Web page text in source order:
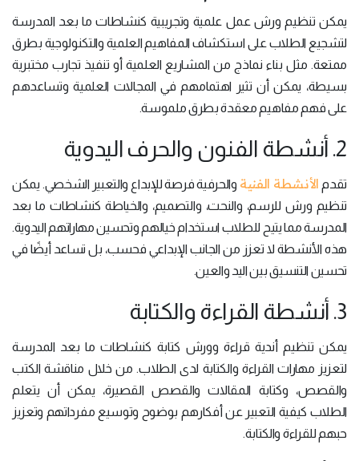
يمكن تنظيم ورش عمل علمية وتجريبية كنشاطات ما بعد المدرسة
لتشجيع الطلاب على استكشاف المفاهيم العلمية والتكنولوجية بطرق
ممتعة. مثل بناء نماذج من المشاريع العلمية أو تنفيذ تجارب مختبرية
بسيطة، يمكن أن تثير اهتمامهم في المجالات العلمية وتساعدهم
على فهم مفاهيم معقدة بطرق ملموسة.
2. أنشطة الفنون والحرف اليدوية
تقدم الأنشطة الفنية والحرفية فرصة للإبداع والتعبير الشخصي. يمكن
تنظيم ورش للرسم، والنحت، والتصميم، والخياطة كنشاطات ما بعد
المدرسة مما يتيح للطلاب استخدام خيالهم وتحسين مهاراتهم اليدوية.
هذه الأنشطة لا تعزز من الجانب الإبداعي فحسب، بل تساعد أيضًا في
تحسين التنسيق بين اليد والعين.
3. أنشطة القراءة والكتابة
يمكن تنظيم أندية قراءة وورش كتابة كنشاطات ما بعد المدرسة
لتعزيز مهارات القراءة والكتابة لدى الطلاب. من خلال مناقشة الكتب
والقصص، وكتابة المقالات والقصص القصيرة، يمكن أن يتعلم
الطلاب كيفية التعبير عن أفكارهم بوضوح وتوسيع مفرداتهم وتعزيز
حبهم للقراءة والكتابة.